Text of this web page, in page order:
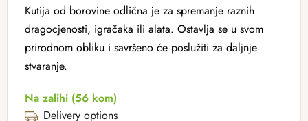
Kutija od borovine odlična je za spremanje raznih
dragocjenosti, igračaka ili alata. Ostavlja se u svom
prirodnom obliku i savršeno će poslužiti za daljnje
stvaranje.
Na zalihi (56 kom)
Delivery options